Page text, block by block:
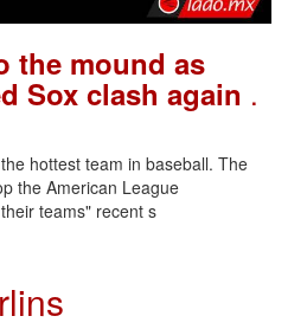
the mound as
Sox clash again .
hottest team in baseball. The
the American League
teams" recent s